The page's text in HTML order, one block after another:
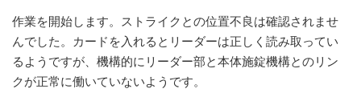
作業を開始します。ストライクとの位置不良は確認されませ
んでした。カードを入れるとリーダーは正しく読み取ってい
るようですが、機構的にリーダー部と本体施錠機構とのリン
クが正常に働いていないようです。